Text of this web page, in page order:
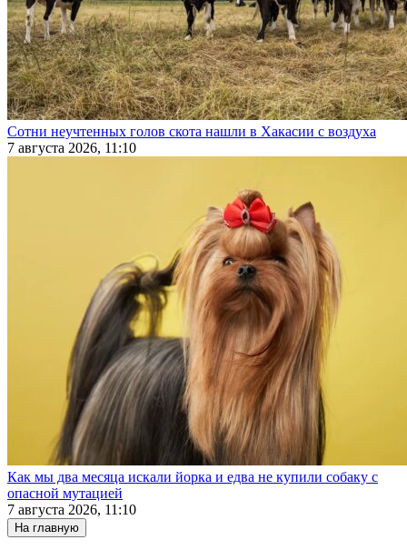
Сотни неучтенных голов скота нашли в Хакасии с воздуха
7 августа 2026, 11:10
Как мы два месяца искали йорка и едва не купили собаку с
опасной мутацией
7 августа 2026, 11:10
На главную